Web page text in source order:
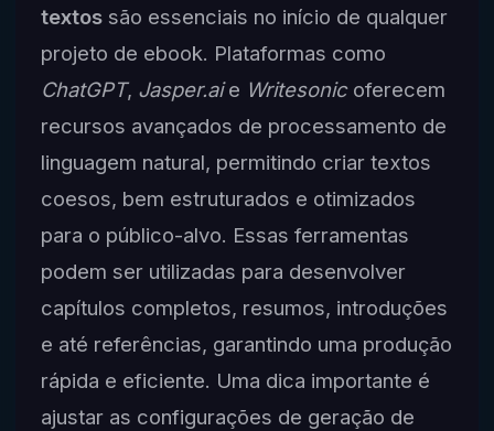
textossão essenciais no início de qualquer
projeto de ebook. Plataformas como
ChatGPT, Jasper.aie Writesonicoferecem
recursos avançados de processamento de
linguagem natural, permitindo criar textos
coesos, bem estruturados e otimizados
para o público-alvo. Essas ferramentas
podem ser utilizadas para desenvolver
capítulos completos, resumos, introduções
e até referências, garantindo uma produção
rápida e eficiente. Uma dica importante é
ajustar as configurações de geração de